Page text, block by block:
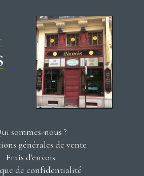
sommes-nous ?
générales de vente
Frais d'envois
de confidentialité